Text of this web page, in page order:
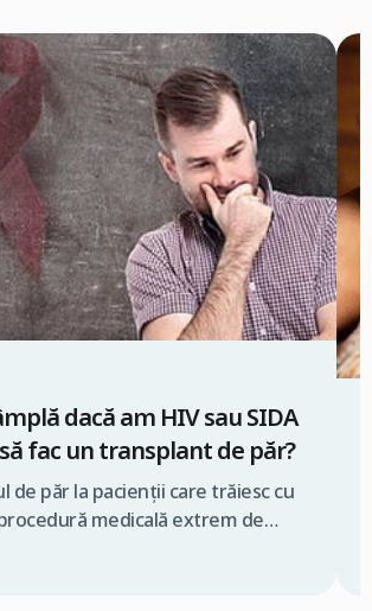
dacă am HIV sau SIDA
fac un transplant de păr?
de păr la pacienții care trăiesc cu
medicală extrem de